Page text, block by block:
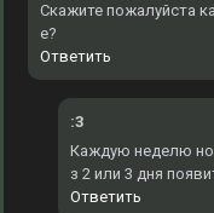
Скажите пожалуйста
е?
Ответить
:3
Каждую неделю но
з 2 или 3 дня
Ответить